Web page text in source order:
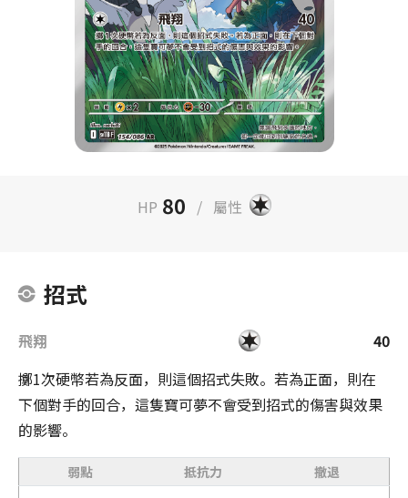
HP 80 / 屬性
招式
飛翔
40
擲1次硬幣若為反面，則這個招式失敗。若為正面，則在
下個對手的回合，這隻寶可夢不會受到招式的傷害與效果
的影響。
弱點 抵抗力 撤退